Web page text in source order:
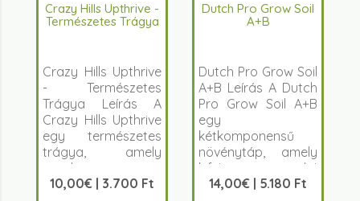
Crazy Hills Upthrive -
Természetes Trágya
Crazy Hills Upthrive
- Természetes
Trágya Leírás A
Crazy Hills Upthrive
egy természetes
trágya, amely
gazdag sze..
10,00€ | 3.700 Ft
Dutch Pro Grow Soil
A+B
Dutch Pro Grow Soil
A+B Leírás A Dutch
Pro Grow Soil A+B
egy
kétkomponensű
növénytáp, amely
kifejezetten talaj
ala..
14,00€ | 5.180 Ft